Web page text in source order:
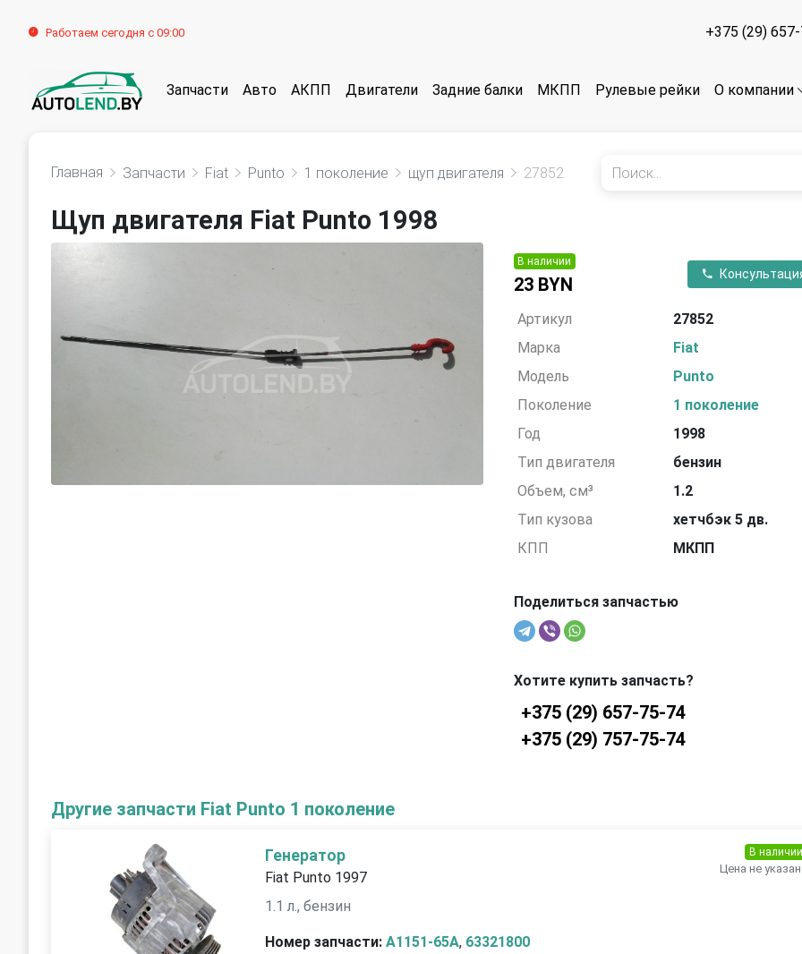
Работаем сегодня с 09:00 +375 (29)
Запчасти Авто АКПП Двигатели Задние балки МКПП Рулевые рейки О компании
Главная Запчасти Fiat Punto 1 поколение щуп двигателя 27852
Щуп двигателя Fiat Punto 1998
В наличии
23 BYN
Артикул
27852
Марка
Fiat
Модель
Punto
Поколение
1 поколение
Год
1998
Тип двигателя
бензин
Объем, см³
1.2
Тип кузова
хетчбэк 5 дв.
КПП
МКПП
Поделиться запчастью
Хотите купить запчасть?
+375 (29) 657-75-74
+375 (29) 757-75-74
Другие запчасти Fiat Punto 1 поколение
Генератор
Fiat Punto 1997
1.1 л., бензин
Номер запчасти: A1151-65A, 63321800
В наличии
Цена не